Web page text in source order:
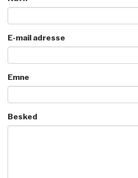
E-mail adresse
Emne
Besked